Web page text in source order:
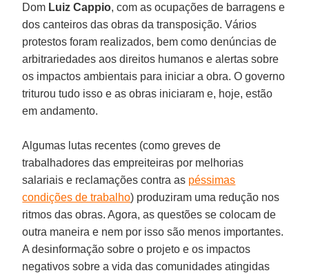
Dom Luiz Cappio, com as ocupações de barragens e
dos canteiros das obras da transposição. Vários
protestos foram realizados, bem como denúncias de
arbitrariedades aos direitos humanos e alertas sobre
os impactos ambientais para iniciar a obra. O governo
triturou tudo isso e as obras iniciaram e, hoje, estão
em andamento.
Algumas lutas recentes (como greves de
trabalhadores das empreiteiras por melhorias
salariais e reclamações contra as péssimas
condições de trabalho) produziram uma redução nos
ritmos das obras. Agora, as questões se colocam de
outra maneira e nem por isso são menos importantes.
A desinformação sobre o projeto e os impactos
negativos sobre a vida das comunidades atingidas